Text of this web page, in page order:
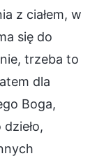
z ciałem, w
się do
trzeba to
dla
Boga,